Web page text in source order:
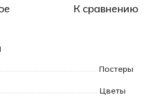
К сравнению
Постеры
Цветы